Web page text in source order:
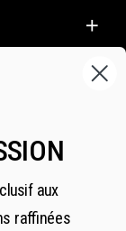
aux
raffinées